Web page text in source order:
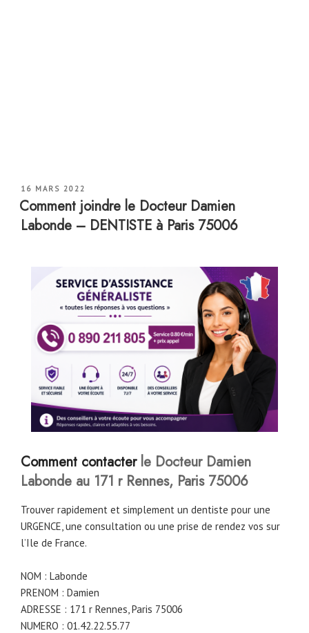
PUBLIÉ
LE
16 MARS 2022
Comment joindre le Docteur Damien
Labonde – DENTISTE à Paris 75006
Comment contacterle Docteur Damien
Labonde au 171 r Rennes, Paris 75006
Trouver rapidement et simplement un dentiste pour une
URGENCE, une consultation ou une prise de rendez vos sur
l’Ile de France.
NOM : Labonde
PRENOM : Damien
ADRESSE : 171 r Rennes, Paris 75006
NUMERO : 01.42.22.55.77